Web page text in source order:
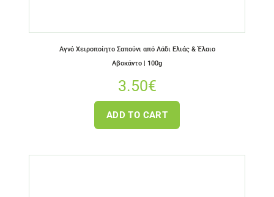
Αγνό Χειροποίητο Σαπούνι από Λάδι Ελιάς & Έλαιο
Αβοκάντο | 100g
3.50€
ADD TO CART